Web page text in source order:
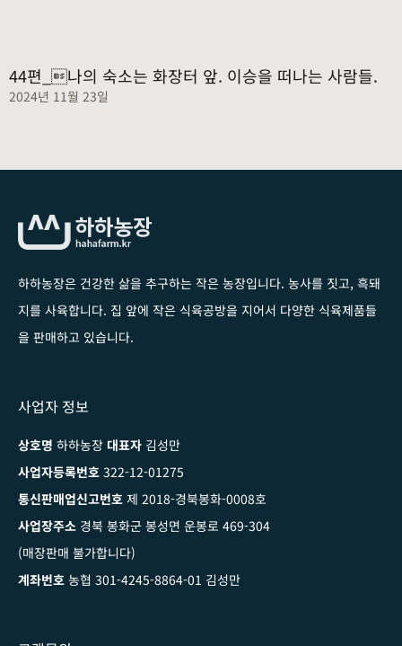
44편_나의 숙소는 화장터 앞. 이승을 떠나는 사람들.
2024년 11월 23일
하하농장은 건강한 삶을 추구하는 작은 농장입니다. 농사를 짓고, 흑돼
지를 사육합니다. 집 앞에 작은 식육공방을 지어서 다양한 식육제품들
을 판매하고 있습니다.
사업자 정보
상호명 하하농장 대표자 김성만
사업자등록번호 322-12-01275
통신판매업신고번호 제 2018-경북봉화-0008호
사업장주소 경북 봉화군 봉성면 운봉로 469-304
(매장판매 불가합니다)
계좌번호 농협 301-4245-8864-01 김성만